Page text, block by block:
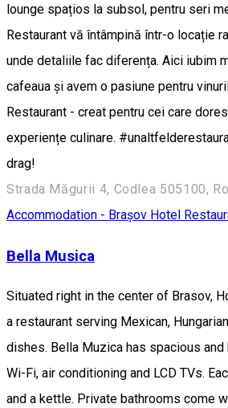
lounge spațios la subsol, pentru seri
Restaurant vă întâmpină într-o locație
unde detaliile fac diferența. Aici iubim
cafeaua și avem o pasiune pentru
Restaurant - creat pentru cei care
experiențe culinare.
drag!
Strada Măgurii 4, Codlea 505100,
Accommodation - Brașov Hotel
Bella Musica
Situated right in the center of Brasov,
a restaurant serving Mexican,
dishes. Bella Muzica has spacious
Wi-Fi, air conditioning and LCD TVs.
and a kettle. Private bathrooms come